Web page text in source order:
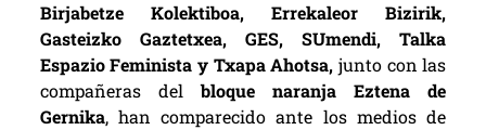
Birjabetze Kolektiboa, Errekaleor Bizirik,
Gasteizko Gaztetxea, GES, SUmendi, Talka
Espazio Feminista y Txapa Ahotsa, junto con las
compañeras delbloque naranja Eztena de
Gernika, han comparecido ante los medios de